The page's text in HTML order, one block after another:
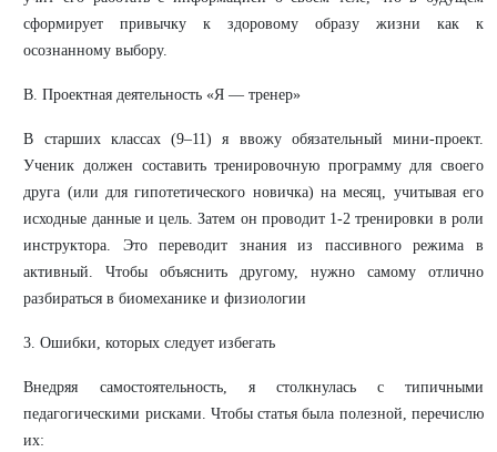
сформирует привычку к здоровому образу жизни как к
осознанному выбору.
В. Проектная деятельность «Я — тренер»
В старших классах (9–11) я ввожу обязательный мини-проект.
Ученик должен составить тренировочную программу для своего
друга (или для гипотетического новичка) на месяц, учитывая его
исходные данные и цель. Затем он проводит 1-2 тренировки в роли
инструктора. Это переводит знания из пассивного режима в
активный. Чтобы объяснить другому, нужно самому отлично
разбираться в биомеханике и физиологии
3. Ошибки, которых следует избегать
Внедряя самостоятельность, я столкнулась с типичными
педагогическими рисками. Чтобы статья была полезной, перечислю
их: